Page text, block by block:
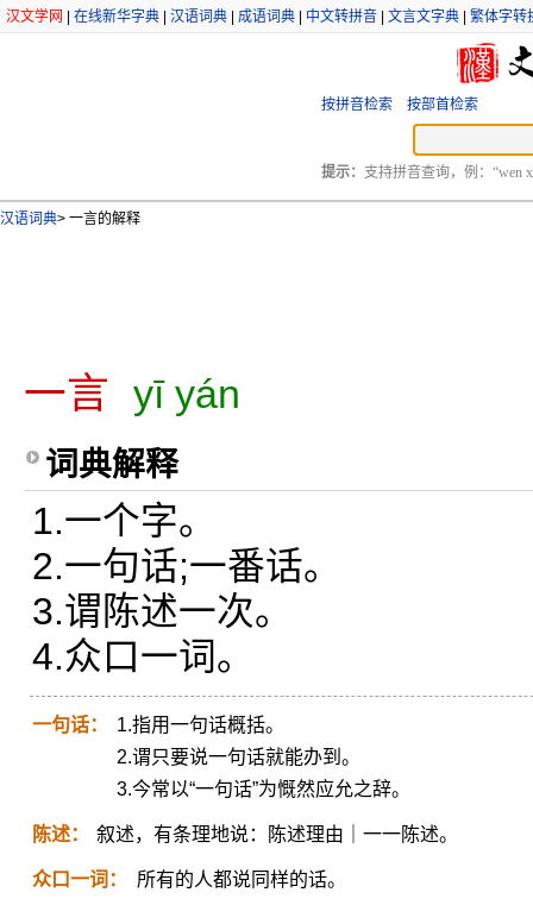
汉文学网 在线新华字典 汉语词典 成语词典 中文转拼音 文言文字典 繁体字转
按拼音检索 按部首检索
提示： 支持拼音查询，例：“wen
汉语词典> 一言的解释
一言 yī yán
词典解释
1.一个字。
2.一句话;一番话。
3.谓陈述一次。
4.众口一词。
一句话：
1.指用一句话概括。
2.谓只要说一句话就能办到。
3.今常以“一句话”为慨然应允之辞。
陈述： 叙述，有条理地说：陈述理由｜一一陈述。
众口一词： 所有的人都说同样的话。